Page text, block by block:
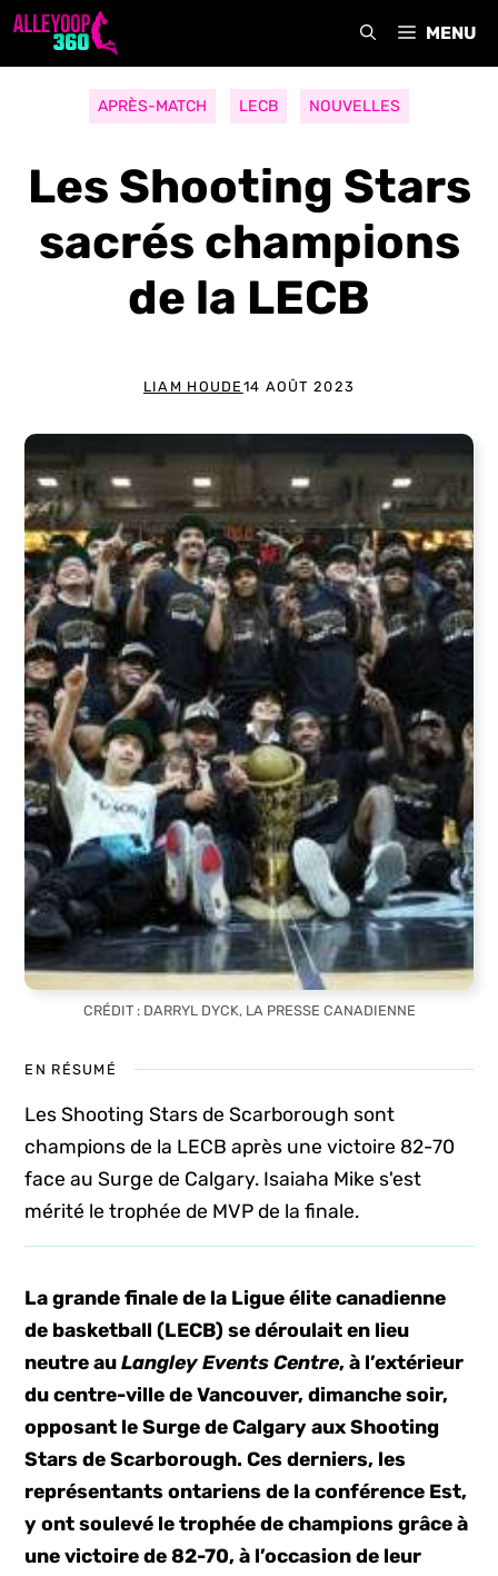
Aller
MENU
APRÈS-MATCH LECB NOUVELLES
Les Shooting Stars
sacrés champions
de la LECB
LIAM HOUDE 14 AOÛT 2023
CRÉDIT : DARRYL DYCK, LA PRESSE CANADIENNE
EN RÉSUMÉ
Les Shooting Stars de Scarborough sont
champions de la LECB après une victoire 82-70
face au Surge de Calgary. Isaiaha Mike s'est
mérité le trophée de MVP de la finale.
La grande finale de la Ligue élite canadienne
de basketball (LECB) se déroulait en lieu
neutre auLangley Events Centre, à l’extérieur
du centre-ville de Vancouver, dimanche soir,
opposant le Surge de Calgary aux Shooting
Stars de Scarborough. Ces derniers, les
représentants ontariens de la conférence Est,
y ont soulevé le trophée de champions grâce à
une victoire de 82-70, à l’occasion de leur